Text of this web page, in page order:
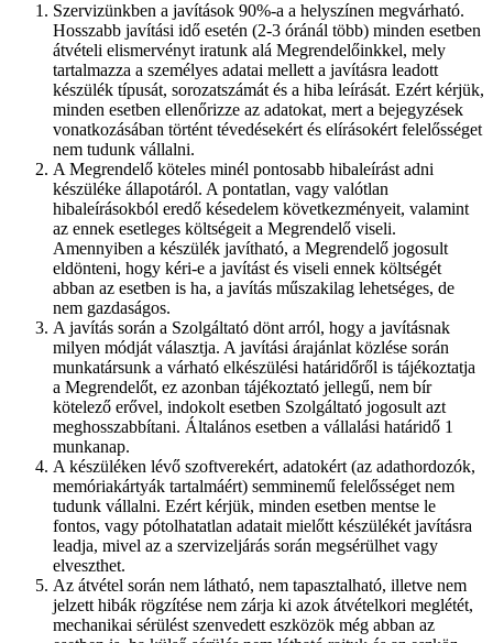
Szervizünkben a javítások 90%-a a helyszínen megvárható.
Hosszabb javítási idő esetén (2-3 óránál több) minden esetben
átvételi elismervényt iratunk alá Megrendelőinkkel, mely
tartalmazza a személyes adatai mellett a javításra leadott
készülék típusát, sorozatszámát és a hiba leírását. Ezért kérjük,
minden esetben ellenőrizze az adatokat, mert a bejegyzések
vonatkozásában történt tévedésekért és elírásokért felelősséget
nem tudunk vállalni.
A Megrendelő köteles minél pontosabb hibaleírást adni
készüléke állapotáról. A pontatlan, vagy valótlan
hibaleírásokból eredő késedelem következményeit, valamint
az ennek esetleges költségeit a Megrendelő viseli.
Amennyiben a készülék javítható, a Megrendelő jogosult
eldönteni, hogy kéri-e a javítást és viseli ennek költségét
abban az esetben is ha, a javítás műszakilag lehetséges, de
nem gazdaságos.
A javítás során a Szolgáltató dönt arról, hogy a javításnak
milyen módját választja. A javítási árajánlat közlése során
munkatársunk a várható elkészülési határidőről is tájékoztatja
a Megrendelőt, ez azonban tájékoztató jellegű, nem bír
kötelező erővel, indokolt esetben Szolgáltató jogosult azt
meghosszabbítani. Általános esetben a vállalási határidő 1
munkanap.
A készüléken lévő szoftverekért, adatokért (az adathordozók,
memóriakártyák tartalmáért) semminemű felelősséget nem
tudunk vállalni. Ezért kérjük, minden esetben mentse le
fontos, vagy pótolhatatlan adatait mielőtt készülékét javításra
leadja, mivel az a szervizeljárás során megsérülhet vagy
elveszthet.
Az átvétel során nem látható, nem tapasztalható, illetve nem
jelzett hibák rögzítése nem zárja ki azok átvételkori meglétét,
mechanikai sérülést szenvedett eszközök még abban az